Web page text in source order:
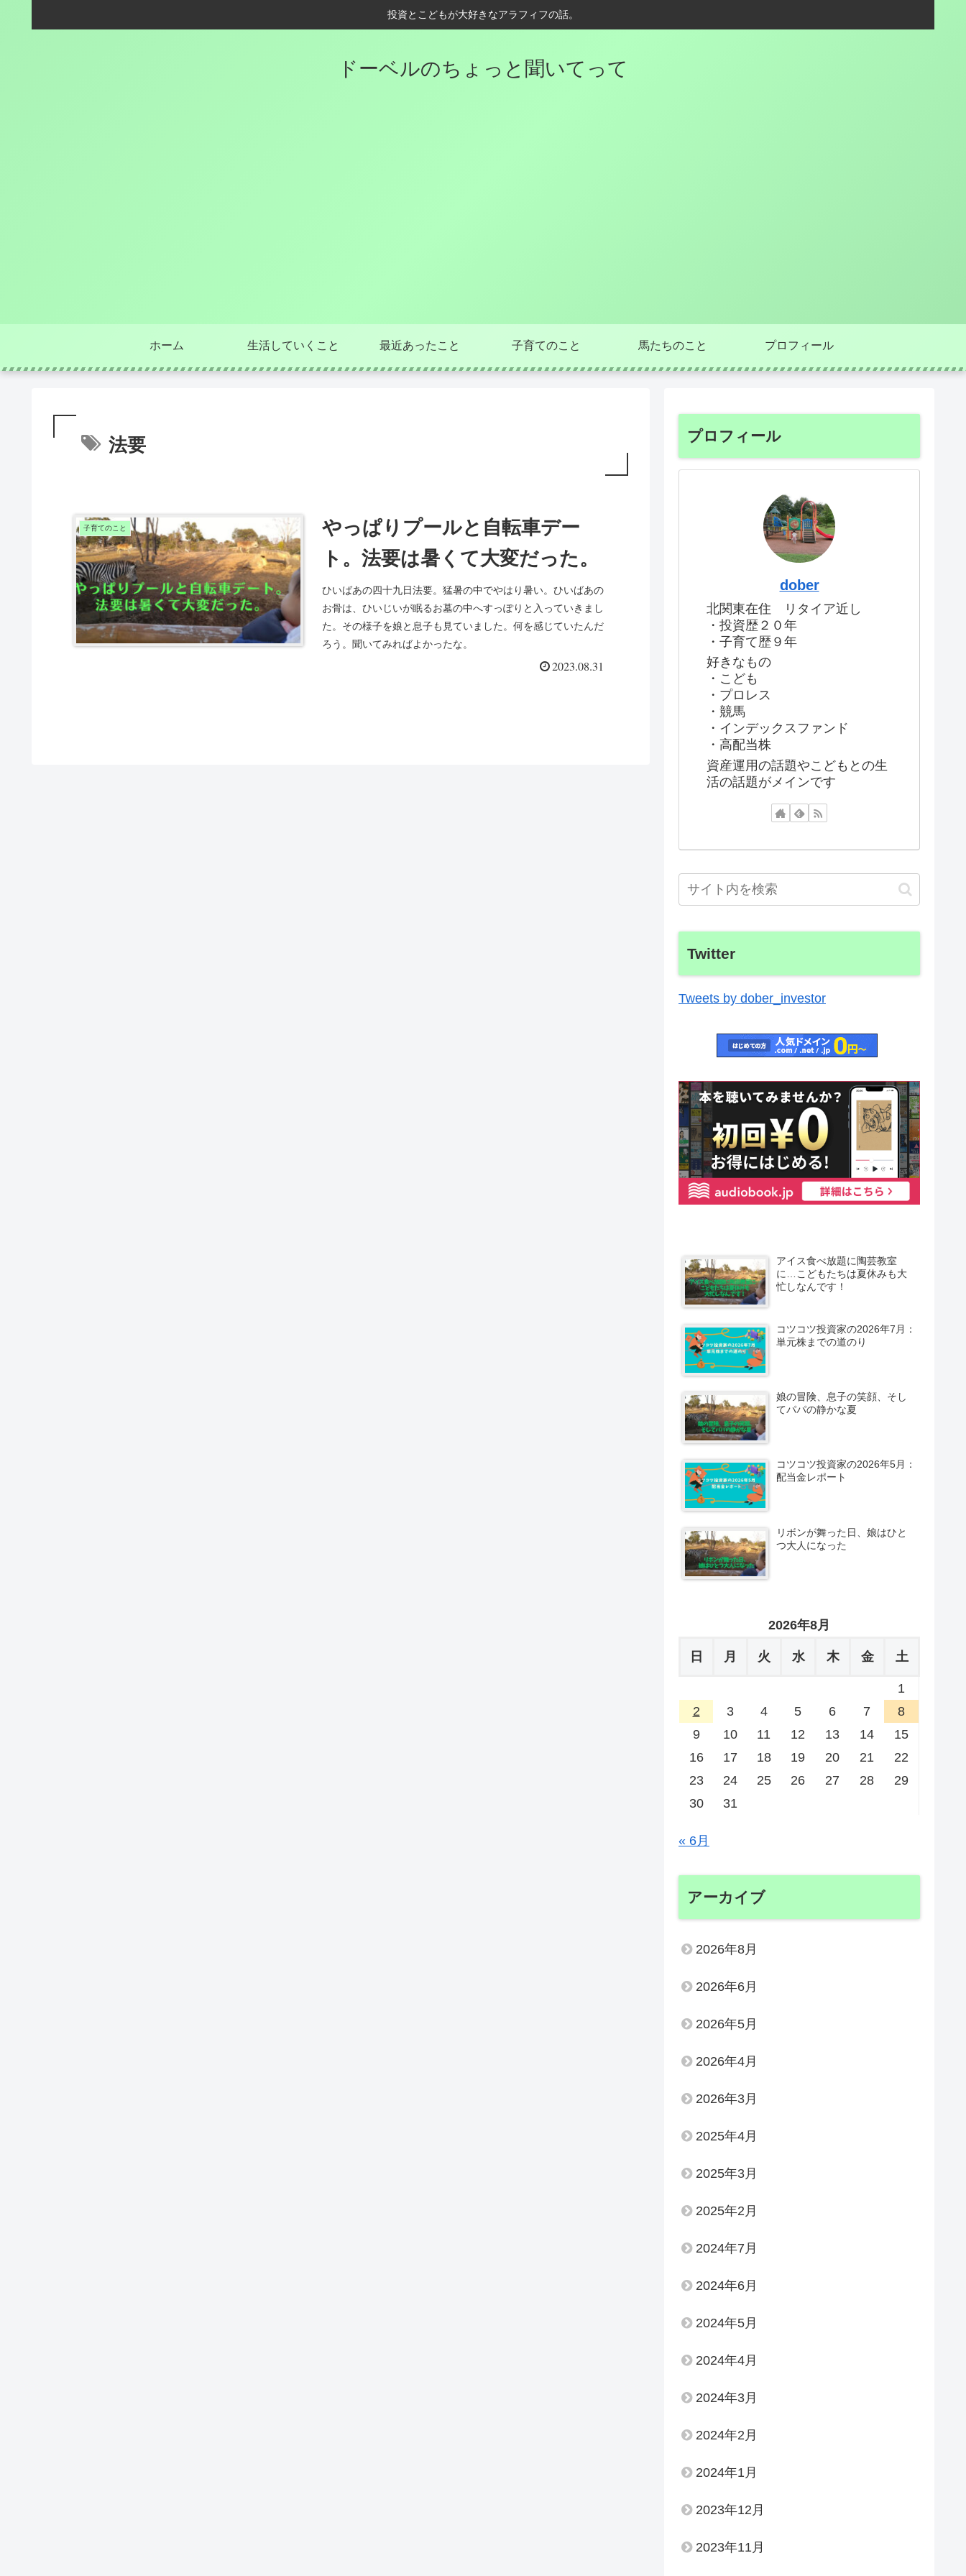
投資とこどもが大好きなアラフィフの話。
ドーベルのちょっと聞いてって
ホーム 生活していくこと 最近あったこと 子育てのこと 馬たちのこと プロフィール
法要
子育てのこと
やっぱりプールと自転車デー
ト。法要は暑くて大変だった。
ひいばあの四十九日法要。猛暑の中でやはり暑い。ひいばあの
お骨は、ひいじいが眠るお墓の中へすっぽりと入っていきまし
た。その様子を娘と息子も見ていました。何を感じていたんだ
ろう。聞いてみればよかったな。
2023.08.31
プロフィール
dober
北関東在住 リタイア近し
・投資歴２０年
・子育て歴９年
好きなもの
・こども
・プロレス
・競馬
・インデックスファンド
・高配当株
資産運用の話題やこどもとの生
活の話題がメインです
Twitter
Tweets by dober_investor
アイス食べ放題に陶芸教室
に…こどもたちは夏休みも大
忙しなんです！
コツコツ投資家の2026年7月：
単元株までの道のり
娘の冒険、息子の笑顔、そし
てパパの静かな夏
コツコツ投資家の2026年5月：
配当金レポート
リボンが舞った日、娘はひと
つ大人になった
2026年8月
日 月 火 水 木 金 土
1
2
3 4 5 6 7
8
9
10 11 12 13 14
15
16
17 18 19 20 21
22
23
24 25 26 27 28
29
30
31
« 6月
アーカイブ
2026年8月
2026年6月
2026年5月
2026年4月
2026年3月
2025年4月
2025年3月
2025年2月
2024年7月
2024年6月
2024年5月
2024年4月
2024年3月
2024年2月
2024年1月
2023年12月
2023年11月